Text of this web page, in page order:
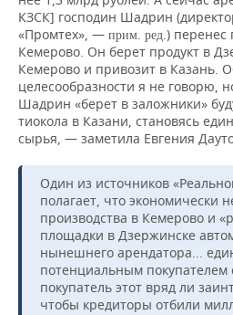
КЗСК] господин Шадрин
«Промтех», — прим. ред.) перенес
Кемерово. Он берет продукт в
Кемерово и привозит в Казань.
целесообразности я не говорю,
Шадрин «берет в заложники»
тиокола в Казани, становясь
сырья, — заметила Евгения
Один из источников
полагает, что экономически
производства в Кемерово и
площадки в Дзержинске
нынешнего арендатора...
потенциальным
покупатель этот вряд ли
чтобы кредиторы отбили